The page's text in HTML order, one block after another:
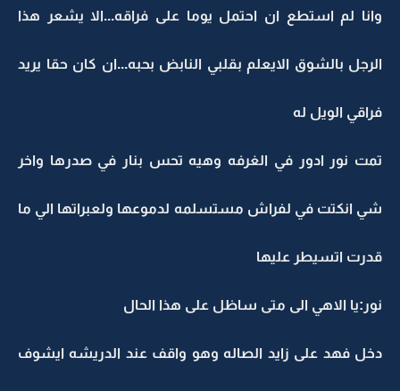
وانا لم استطع ان احتمل يوما على فراقه...الا يشعر هذا
الرجل بالشوق الايعلم بقلبي النابض بحبه...ان كان حقا يريد
فراقي الويل له
تمت نور ادور في الغرفه وهيه تحس بنار في صدرها واخر
شي انكتت في لفراش مستسلمه لدموعها ولعبراتها الي ما
قدرت اتسيطر عليها
نور:يا الاهي الى متى ساظل على هذا الحال
دخل فهد على زايد الصاله وهو واقف عند الدريشه ايشوف